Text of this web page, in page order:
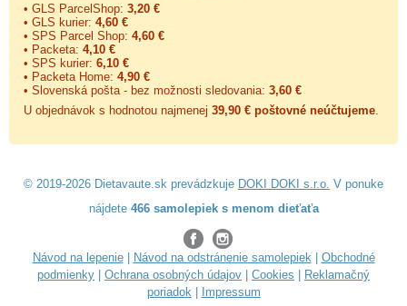
• GLS ParcelShop: 3,20 €
• GLS kurier: 4,60 €
• SPS Parcel Shop: 4,60 €
• Packeta: 4,10 €
• SPS kurier: 6,10 €
• Packeta Home: 4,90 €
• Slovenská pošta - bez možnosti sledovania: 3,60 €
U objednávok s hodnotou najmenej 39,90 € poštovné neúčtujeme.
© 2019-2026 Dietavaute.sk prevádzkuje DOKI DOKI s.r.o. V ponuke
nájdete 466 samolepiek s menom dieťaťa
Návod na lepenie| Návod na odstránenie samolepiek| Obchodné
podmienky
Ochrana osobných údajov Cookies
Reklamačný
poriadok|
Impressum